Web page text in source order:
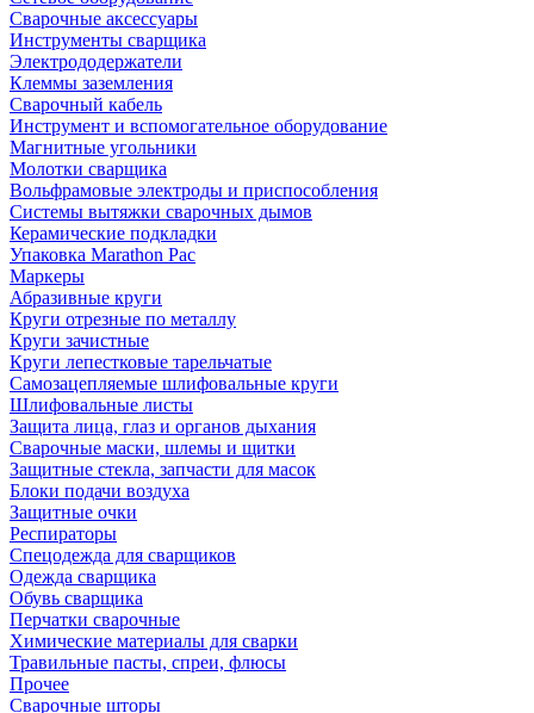
Сварочные аксессуары
Инструменты сварщика
Электрододержатели
Клеммы заземления
Сварочный кабель
Инструмент и вспомогательное оборудование
Магнитные угольники
Молотки сварщика
Вольфрамовые электроды и приспособления
Системы вытяжки сварочных дымов
Керамические подкладки
Упаковка Marathon Pac
Маркеры
Абразивные круги
Круги отрезные по металлу
Круги зачистные
Круги лепестковые тарельчатые
Самозацепляемые шлифовальные круги
Шлифовальные листы
Защита лица, глаз и органов дыхания
Сварочные маски, шлемы и щитки
Защитные стекла, запчасти для масок
Блоки подачи воздуха
Защитные очки
Респираторы
Спецодежда для сварщиков
Одежда сварщика
Обувь сварщика
Перчатки сварочные
Химические материалы для сварки
Травильные пасты, спреи, флюсы
Прочее
Сварочные шторы